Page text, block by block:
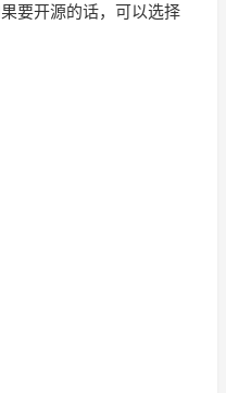
要开源的话，可以选择